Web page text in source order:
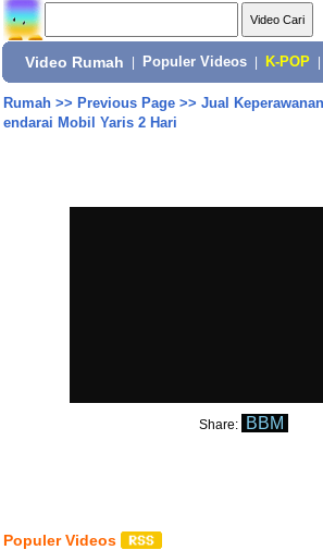
Video Rumah Populer Videos K-POP
Rumah>> Previous Page>> Jual
endarai Mobil Yaris 2 Hari
Share: BBM
Populer Videos